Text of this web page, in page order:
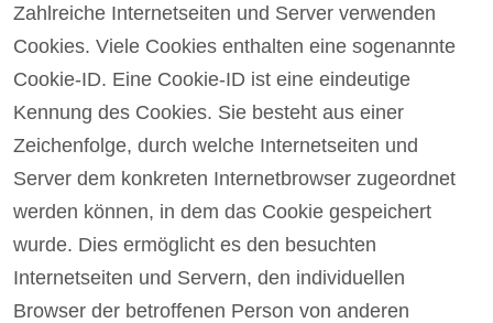
Zahlreiche Internetseiten und Server verwenden
Cookies. Viele Cookies enthalten eine sogenannte
Cookie-ID. Eine Cookie-ID ist eine eindeutige
Kennung des Cookies. Sie besteht aus einer
Zeichenfolge, durch welche Internetseiten und
Server dem konkreten Internetbrowser zugeordnet
werden können, in dem das Cookie gespeichert
wurde. Dies ermöglicht es den besuchten
Internetseiten und Servern, den individuellen
Browser der betroffenen Person von anderen